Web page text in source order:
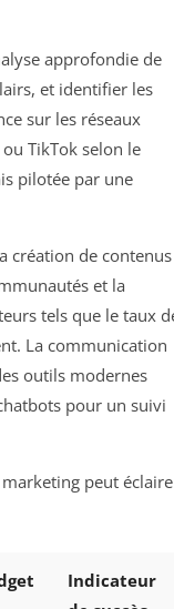
approfondie de
et identifier les
sur les réseaux
TikTok selon le
pilotée par une
création de contenus
et la
tels que le taux
La communication
outils modernes
pour un suivi
peut
Indicateur